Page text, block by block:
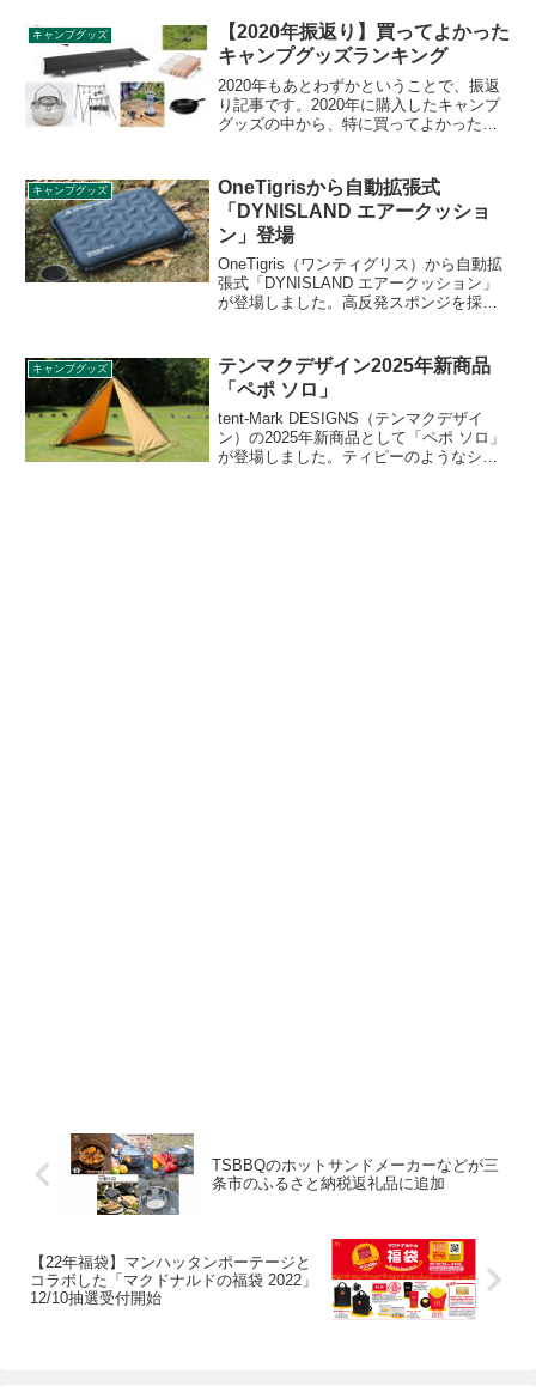
汚れに強く耐久性の高いオックスフォー
ド地を採用した折り畳み式のソフトコン
テナです。詳細をレビューします。
キャンプグッズ
【2020年振返り】買ってよかった
キャンプグッズランキング
2020年もあとわずかということで、振返
り記事です。2020年に購入したキャンプ
グッズの中から、特に買ってよかったア
たお蔵入りグッズもご紹介します。）
キャンプグッズ
OneTigrisから自動拡張式
「DYNISLAND エアークッショ
ン」登場
OneTigris（ワンティグリス）から自動拡
張式「DYNISLAND エアークッション」
が登場しました。高反発スポンジを採用
ションで、30秒以内に70％まで自動的に
膨張する自動拡張式構造です。詳細をレ
ビューします。
キャンプグッズ
テンマクデザイン2025年新商品
「ペポ ソロ」
tent-Mark DESIGNS（テンマクデザイ
ン）の2025年新商品として「ペポ ソロ」
が登場しました。ティピーのようなシル
TSBBQのホットサンドメーカーなどが三
条市のふるさと納税返礼品に追加
【22年福袋】マンハッタンポーテージと
コラボした「マクドナルドの福袋 2022」
12/10抽選受付開始